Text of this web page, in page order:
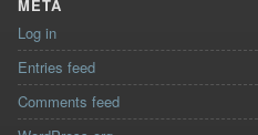
META
Log in
Entries feed
Comments feed